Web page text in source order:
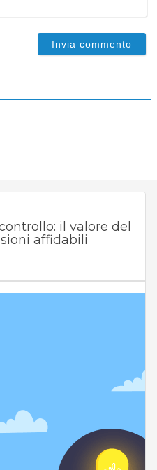
il valore del
affidabili